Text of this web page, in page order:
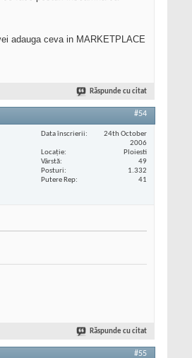
adauga ceva in MARKETPLACE
Răspunde cu citat
#54
Data înscrierii
24th October
2006
Locaţie
Ploiesti
Vârstă
49
Posturi
1.332
Putere Rep
41
Răspunde cu citat
#55